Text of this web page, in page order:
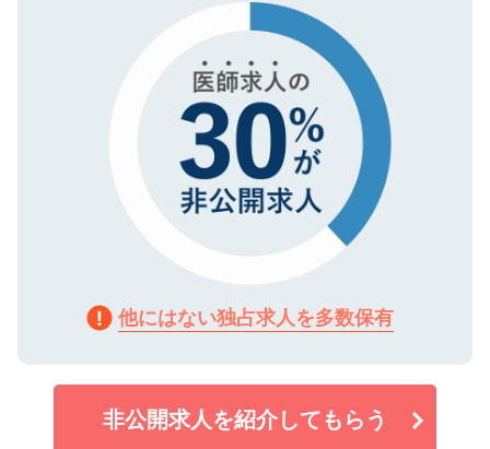
で、機密保持に関してもご安心ください。
他にはない独占求人を多数保有
非公開求人を紹介してもらう